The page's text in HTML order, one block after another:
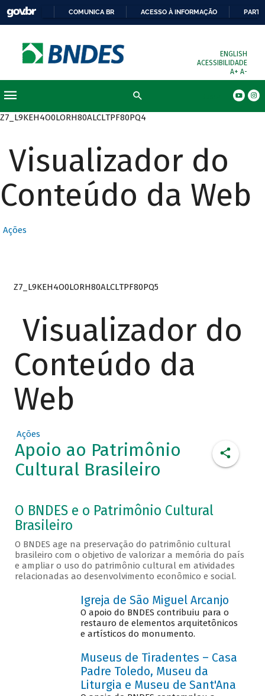
COMUNICA BR ACESSO À INFORMAÇÃO
ENGLISH
ACESSIBILIDADE
A+ A-
Z7_L9KEH4O0LORH80ALCLTPF80PQ4
Visualizador do
Conteúdo da Web
Ações
Z7_L9KEH4O0LORH80ALCLTPF80PQ5
Visualizador do
Conteúdo da
Web
Ações
Apoio ao Patrimônio
Cultural Brasileiro
O BNDES e o Patrimônio Cultural
Brasileiro
O BNDES age na preservação do patrimônio cultural
brasileiro com o objetivo de valorizar a memória do país
e ampliar o uso do patrimônio cultural em atividades
relacionadas ao desenvolvimento econômico e social.
Igreja de São Miguel Arcanjo
O apoio do BNDES contribuiu para o
restauro de elementos arquitetônicos
e artísticos do monumento.
Museus de Tiradentes – Casa
Padre Toledo, Museu da
Liturgia e Museu de Sant'Ana